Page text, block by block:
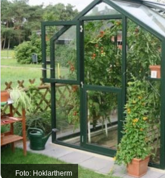
Foto: Hoklartherm